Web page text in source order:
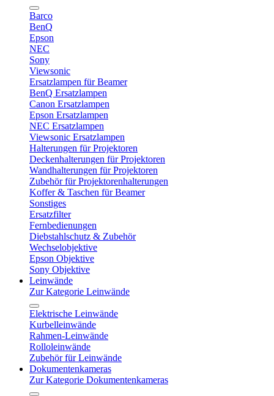
Barco
BenQ
Epson
NEC
Sony
Viewsonic
Ersatzlampen für Beamer
BenQ Ersatzlampen
Canon Ersatzlampen
Epson Ersatzlampen
NEC Ersatzlampen
Viewsonic Ersatzlampen
Halterungen für Projektoren
Deckenhalterungen für Projektoren
Wandhalterungen für Projektoren
Zubehör für Projektorenhalterungen
Koffer & Taschen für Beamer
Sonstiges
Ersatzfilter
Fernbedienungen
Diebstahlschutz & Zubehör
Wechselobjektive
Epson Objektive
Sony Objektive
Leinwände
Zur Kategorie Leinwände
Elektrische Leinwände
Kurbelleinwände
Rahmen-Leinwände
Rolloleinwände
Zubehör für Leinwände
Dokumentenkameras
Zur Kategorie Dokumentenkameras